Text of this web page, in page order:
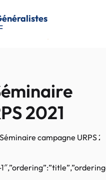
2021
campagne URPS